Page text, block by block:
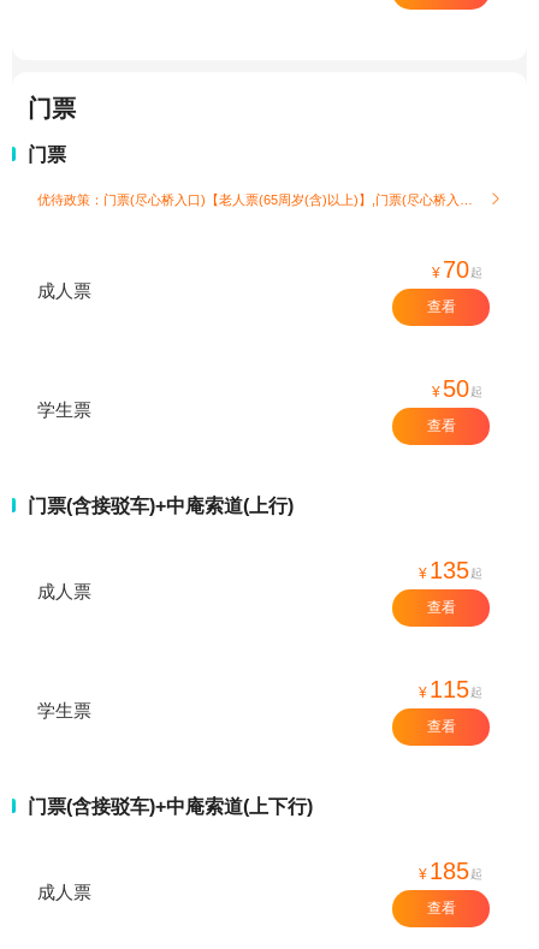
门票
门票

成人票
¥ 70起
查看
学生票
¥ 50起
查看
门票(含接驳车)+中庵索道(上行)
成人票
¥ 135起
查看
学生票
¥ 115起
查看
门票(含接驳车)+中庵索道(上下行)
成人票
¥ 185起
查看